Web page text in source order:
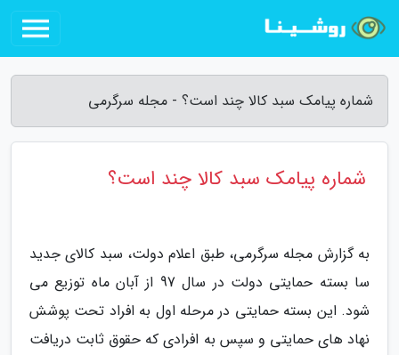
شماره پیامک سبد کالا چند است؟ - مجله سرگرمی
شماره پیامک سبد کالا چند است؟
به گزارش مجله سرگرمی، طبق اعلام دولت، سبد کالای جدید
سا بسته حمایتی دولت در سال 97 از آبان ماه توزیع می
شود. این بسته حمایتی در مرحله اول به افراد تحت پوشش
نهاد های حمایتی و سپس به افرادی که حقوق ثابت دریافت